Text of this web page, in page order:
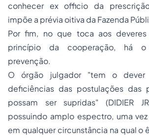
conhecer ex officio da
impõe a prévia oitiva da Fazenda
Por fim, no que toca aos
princípio da cooperação, há
prevenção.
O órgão julgador "tem o
deficiências das postulações das
possam ser supridas" (DIDIER
possuindo amplo espectro, uma
em qualquer circunstância na qual o